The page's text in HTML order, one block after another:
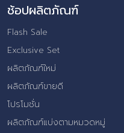
ช้อปผลิตภัณฑ์
Flash Sale
Exclusive Set
ผลิตภัณฑ์ใหม่
ผลิตภัณฑ์ขายดี
โปรโมชั่น
ผลิตภัณฑ์แบ่งตามหมวดหมู่